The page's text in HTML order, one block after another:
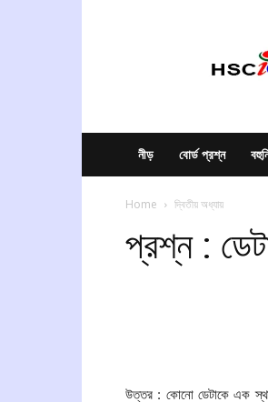
নীড় বোর্ড প্রশ্ন
Home দ্বিতীয় অধ্যায়
প্রশ্ন :
উত্তর : কোনো ডেটাকে এক